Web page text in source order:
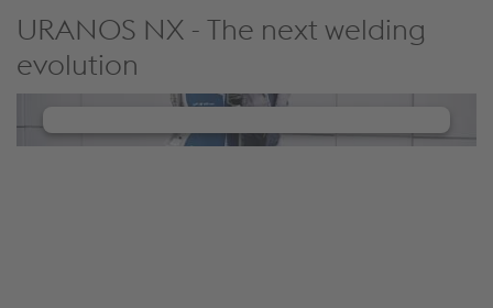
URANOS NX - The next welding
evolution
We need your consent to load the